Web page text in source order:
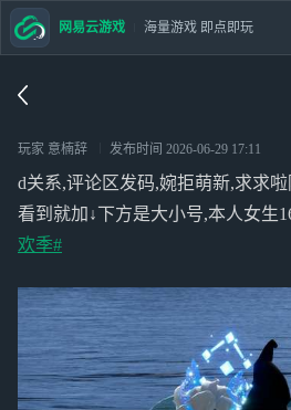
玩家 意楠辞 发布时间 2026-06-29 17:11
d关系,评论区发码,婉拒萌新,求求
看到就加↓下方是大小号,本人女生
欢季#
网易云游戏 海量游戏 即点即玩